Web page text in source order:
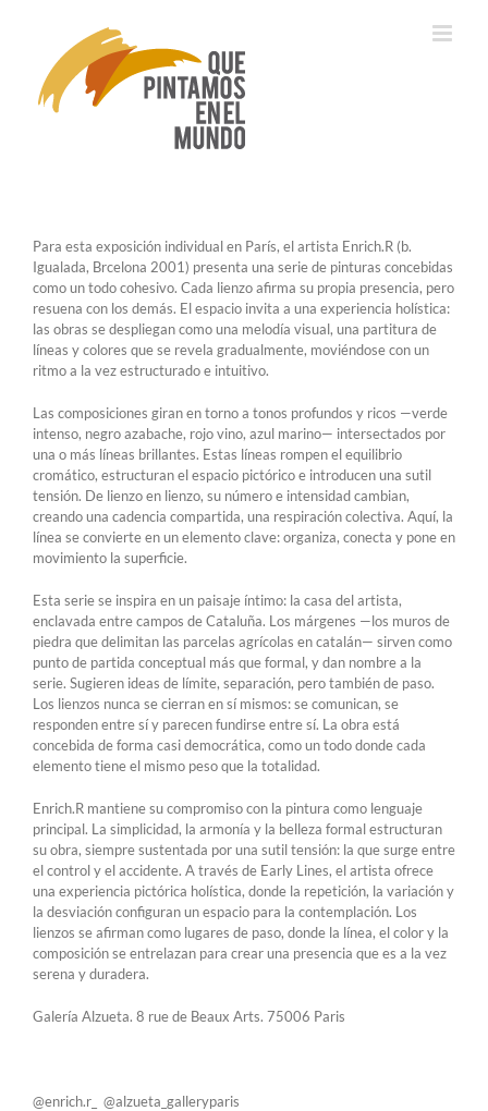
Para esta exposición individual en París, el artista Enrich.R (b.
Igualada, Brcelona 2001) presenta una serie de pinturas concebidas
como un todo cohesivo. Cada lienzo afirma su propia presencia, pero
resuena con los demás. El espacio invita a una experiencia holística:
las obras se despliegan como una melodía visual, una partitura de
líneas y colores que se revela gradualmente, moviéndose con un
ritmo a la vez estructurado e intuitivo.
Las composiciones giran en torno a tonos profundos y ricos —verde
intenso, negro azabache, rojo vino, azul marino— intersectados por
una o más líneas brillantes. Estas líneas rompen el equilibrio
cromático, estructuran el espacio pictórico e introducen una sutil
tensión. De lienzo en lienzo, su número e intensidad cambian,
creando una cadencia compartida, una respiración colectiva. Aquí, la
línea se convierte en un elemento clave: organiza, conecta y pone en
movimiento la superficie.
Esta serie se inspira en un paisaje íntimo: la casa del artista,
enclavada entre campos de Cataluña. Los márgenes —los muros de
piedra que delimitan las parcelas agrícolas en catalán— sirven como
punto de partida conceptual más que formal, y dan nombre a la
serie. Sugieren ideas de límite, separación, pero también de paso.
Los lienzos nunca se cierran en sí mismos: se comunican, se
responden entre sí y parecen fundirse entre sí. La obra está
concebida de forma casi democrática, como un todo donde cada
elemento tiene el mismo peso que la totalidad.
Enrich.R mantiene su compromiso con la pintura como lenguaje
principal. La simplicidad, la armonía y la belleza formal estructuran
su obra, siempre sustentada por una sutil tensión: la que surge entre
el control y el accidente. A través de Early Lines, el artista ofrece
una experiencia pictórica holística, donde la repetición, la variación y
la desviación configuran un espacio para la contemplación. Los
lienzos se afirman como lugares de paso, donde la línea, el color y la
composición se entrelazan para crear una presencia que es a la vez
serena y duradera.
Galería Alzueta. 8 rue de Beaux Arts. 75006 Paris
@enrich.r­_ @alzueta­_galleryparis